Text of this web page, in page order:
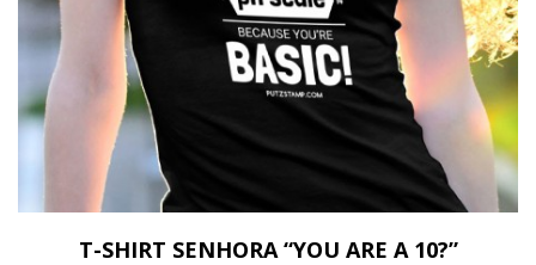
T-SHIRT SENHORA “YOU ARE A 10?”